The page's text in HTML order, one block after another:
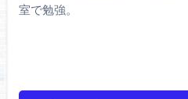
室で勉強。